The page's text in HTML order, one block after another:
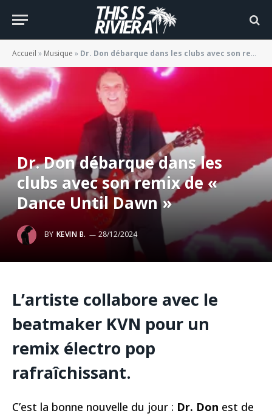
Accueil » Musique » Dr. Don débarque dans les clubs avec son remix de « Dance Until Dawn »
Dr. Don débarque dans les
clubs avec son remix de «
Dance Until Dawn »
BY KEVIN B. 28/12/2024
L’artiste collabore avec le
beatmaker KVN pour un
remix électro pop
rafraîchissant.
C’est la bonne nouvelle du jour : Dr. Don est de